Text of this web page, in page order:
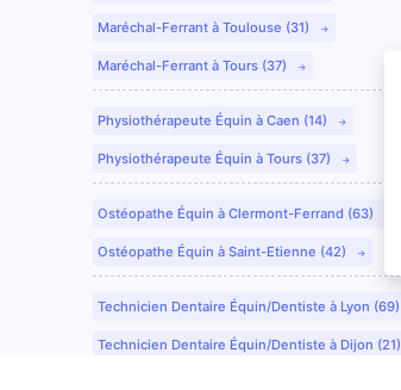
Maréchal-Ferrant à Toulouse (31)
Maréchal-Ferrant à Tours (37)
Physiothérapeute Équin à Caen (14)
Physiothérapeute Équin à Tours (37)
Ostéopathe Équin à Clermont-Ferrand (63)
Ostéopathe Équin à Saint-Etienne (42)
Technicien Dentaire Équin/Dentiste à Lyon (69)
Technicien Dentaire Équin/Dentiste à Dijon (21)